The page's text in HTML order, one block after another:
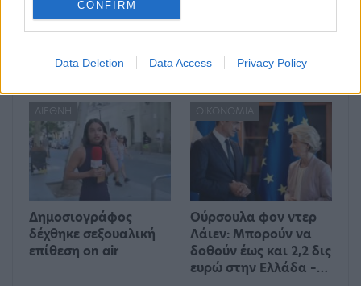
CONFIRM
Data Deletion Data Access Privacy Policy
υγιεινών γευμάτων με
ακτιβιστές για τα
ΔΙΕΘΝΉ
Δημοσιογράφος
δέχθηκε σεξουαλική
επίθεση on air
ΟΙΚΟΝΟΜΊΑ
Ούρσουλα φον ντερ
Λάιεν: Μπορούν να
δοθούν έως και 2,2 δις
ευρώ στην Ελλάδα –…